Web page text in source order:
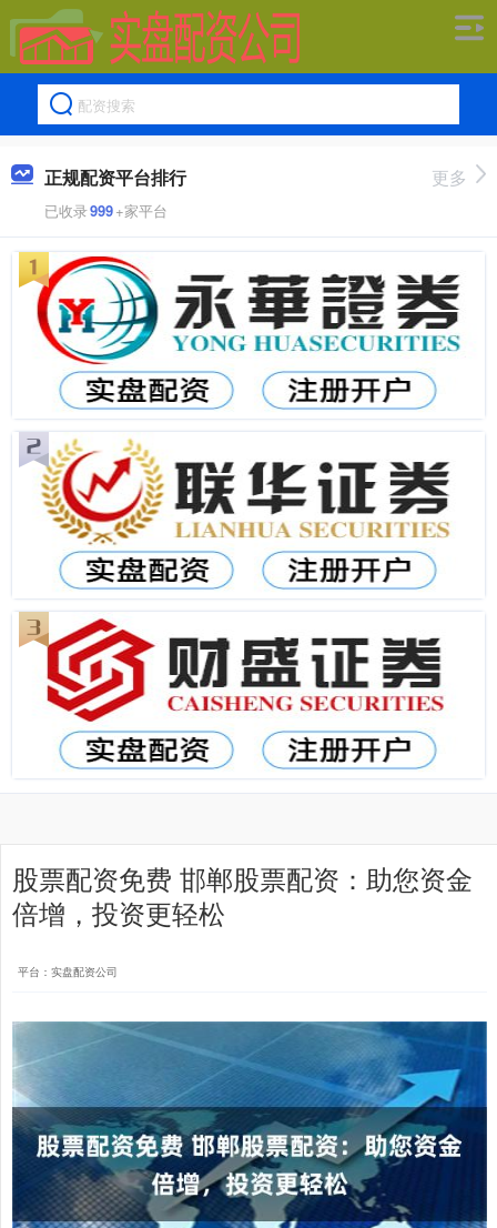
正规配资平台排行
已收录999+家平台
更多
股票配资免费 邯郸股票配资：助您资金
倍增，投资更轻松
平台：实盘配资公司